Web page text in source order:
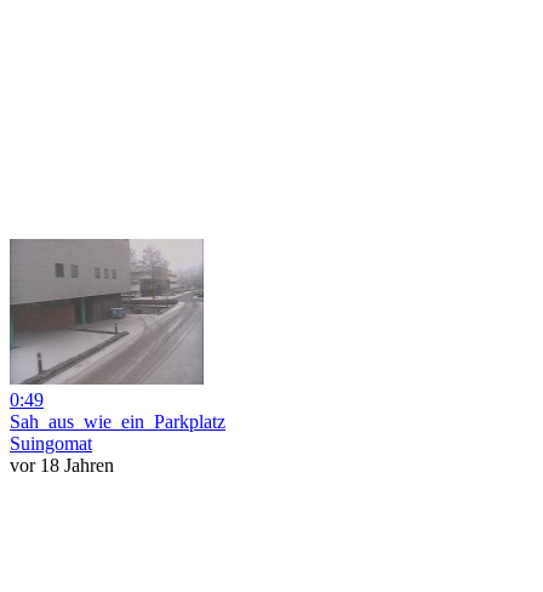
0:49
Sah_aus_wie_ein_Parkplatz
Suingomat
vor 18 Jahren